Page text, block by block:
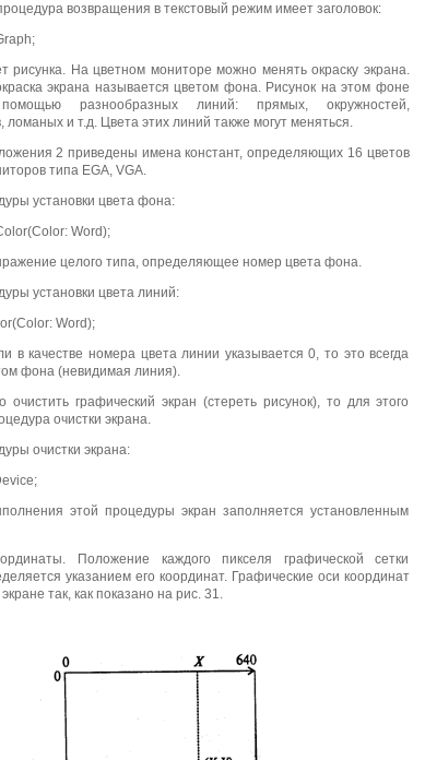
возвращения в текстовый режим имеет заголовок:
рисунка. На цветном мониторе можно менять окраску экрана.
экрана называется цветом фона. Рисунок на этом фоне
разнообразных линий: прямых, окружностей,
ломаных и т.д. Цвета этих линий также могут меняться.
2 приведены имена констант, определяющих 16 цветов
типа EGA, VGA.
установки цвета фона:
Word);
целого типа, определяющее номер цвета фона.
установки цвета линий:
Word);
в качестве номера цвета линии указывается 0, то это всегда
фона (невидимая линия).
очистить графический экран (стереть рисунок), то для этого
очистки экрана.
очистки экрана:
этой процедуры экран заполняется установленным
Положение каждого пикселя графической сетки
указанием его координат. Графические оси координат
так, как показано на рис. 31.